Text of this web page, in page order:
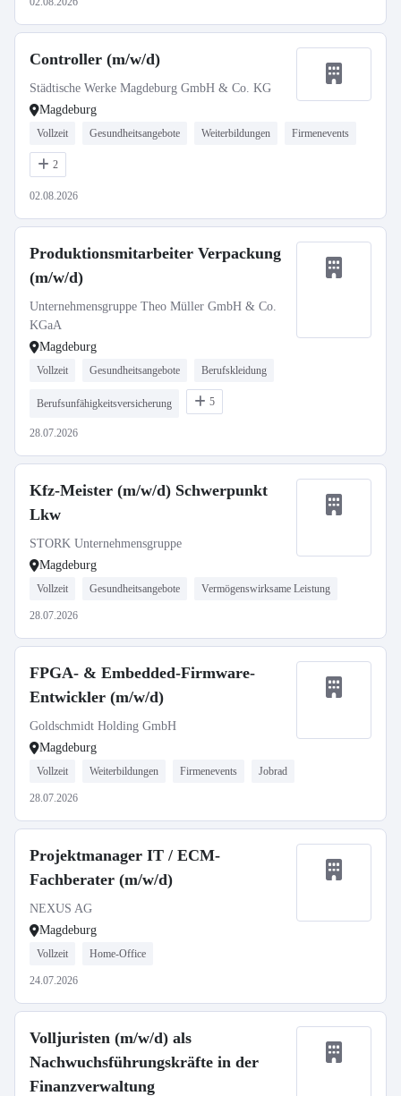
Controller (m/w/d)
Städtische Werke Magdeburg GmbH & Co. KG
Magdeburg
Vollzeit Gesundheitsangebote Weiterbildungen Firmenevents
2
02.08.2026
Produktionsmitarbeiter Verpackung
(m/w/d)
Unternehmensgruppe Theo Müller GmbH & Co.
KGaA
Magdeburg
Vollzeit Gesundheitsangebote Berufskleidung
Berufsunfähigkeitsversicherung 5
28.07.2026
Kfz-Meister (m/w/d) Schwerpunkt
Lkw
STORK Unternehmensgruppe
Magdeburg
Vollzeit Gesundheitsangebote Vermögenswirksame Leistung
28.07.2026
FPGA- & Embedded-Firmware-
Entwickler (m/w/d)
Goldschmidt Holding GmbH
Magdeburg
Vollzeit Weiterbildungen Firmenevents Jobrad
28.07.2026
Projektmanager IT / ECM-
Fachberater (m/w/d)
NEXUS AG
Magdeburg
Vollzeit Home-Office
24.07.2026
Volljuristen (m/w/d) als
Nachwuchsführungskräfte in der
Finanzverwaltung